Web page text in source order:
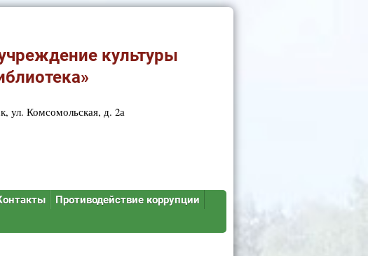
культуры
ул. Комсомольская, д. 2а
Противодействие коррупции